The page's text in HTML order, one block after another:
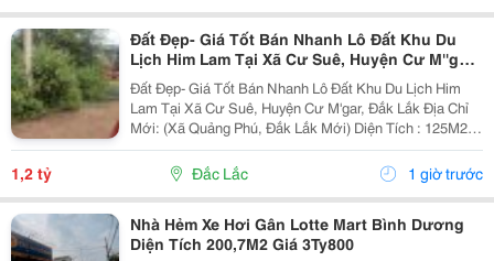
Đất Đẹp- Giá Tốt Bán Nhanh Lô Đất Khu Du
Lịch Him Lam Tại Xã Cư Suê, Huyện Cư M''gar,
Đắk Lắk
Đất Đẹp- Giá Tốt Bán Nhanh Lô Đất Khu Du Lịch Him
Lam Tại Xã Cư Suê, Huyện Cư M'gar, Đắk Lắk Địa Chỉ
Mới: (Xã Quảng Phú, Đắk Lắk Mới) Diện Tích : 125M2,
75M2 Thổ Cư. Nở Hậu Giá Bán: 1,2 Tỷ(Có Thương
Lượng) - Vị Trí Đẹp Giao Thông Thuận Lợi, Đất...
1,2 tỷ Đắc Lắc 1 giờ trước
Nhà Hẻm Xe Hơi Gân Lotte Mart Bình Dương
Diện Tích 200,7M2 Giá 3Ty800